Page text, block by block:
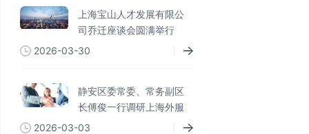
上海宝山人才发展有限公
司乔迁座谈会圆满举行
2026-03-30
静安区委常委、常务副区
长傅俊一行调研上海外服
2026-03-03